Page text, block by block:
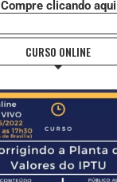
Compre clicando aqui
CURSO ONLINE